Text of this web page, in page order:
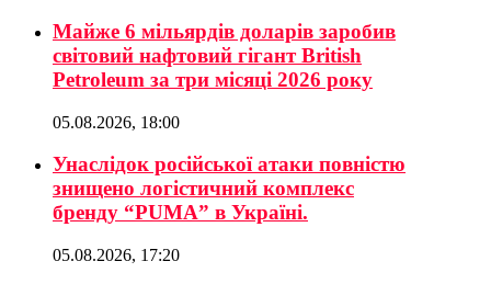
Майже 6 мільярдів доларів заробив
світовий нафтовий гігант British
Petroleum за три місяці 2026 року
05.08.2026, 18:00
Унаслідок російської атаки повністю
знищено логістичний комплекс
бренду “PUMA” в Україні.
05.08.2026, 17:20